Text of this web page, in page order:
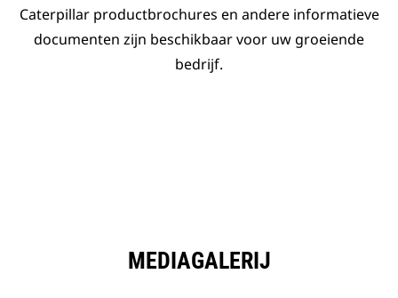
Caterpillar productbrochures en andere informatieve
documenten zijn beschikbaar voor uw groeiende
bedrijf.
MEDIAGALERIJ